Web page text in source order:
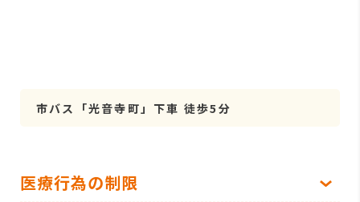
市バス「光音寺町」下車 徒歩5分
医療行為の制限